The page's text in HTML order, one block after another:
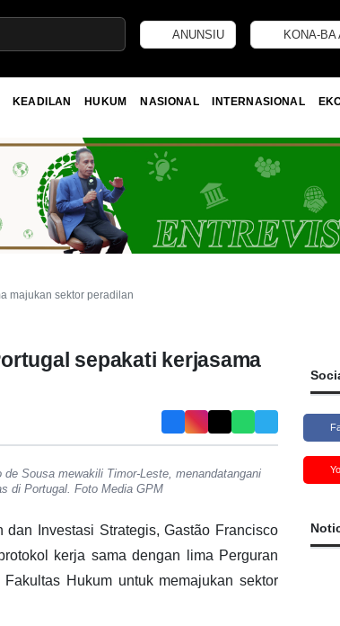
ANUNSIU KONA-BA
KEADILAN HUKUM NASIONAL INTERNASIONAL
majukan sektor peradilan
sepakati kerjasama
Sousa mewakili Timor-Leste, menandatangani
di Portugal. Foto Media GPM
Investasi Strategis, Gastão Francisco
kerja sama dengan lima Perguran
Hukum untuk memajukan sektor